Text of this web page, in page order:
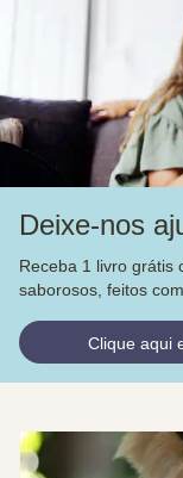
Deixe-nos
Receba 1 livro grátis
saborosos, feitos
Clique aqui